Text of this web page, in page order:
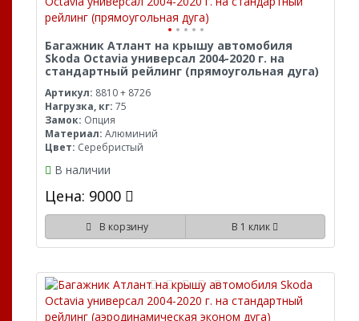
Багажник Атлант на крышу автомобиля
Skoda Octavia универсал 2004-2020 г. на
стандартный рейлинг (прямоугольная дуга)
Артикул: 8810 + 8726
Нагрузка, кг: 75
Замок: Опция
Материал: Алюминий
Цвет: Серебристый
В наличии
Цена: 9000
В корзину В 1 клик